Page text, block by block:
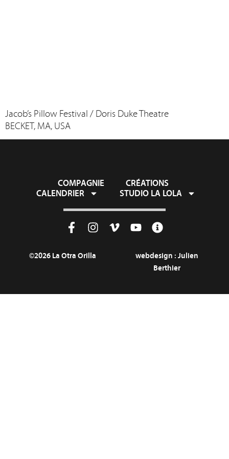
Jacob’s Pillow Festival / Doris Duke Theatre
BECKET, MA, USA
COMPAGNIE
CRÉATIONS
CALENDRIER
STUDIO LA LOLA
©2026 La Otra Orilla webdesign : Julien
Berthier